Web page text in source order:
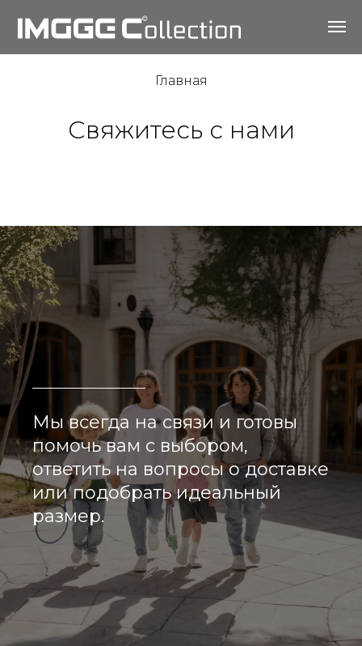
Главная
Свяжитесь с нами
Мы всегда на связи и готовы
помочь вам с выбором,
ответить на вопросы о доставке
или подобрать идеальный
размер.